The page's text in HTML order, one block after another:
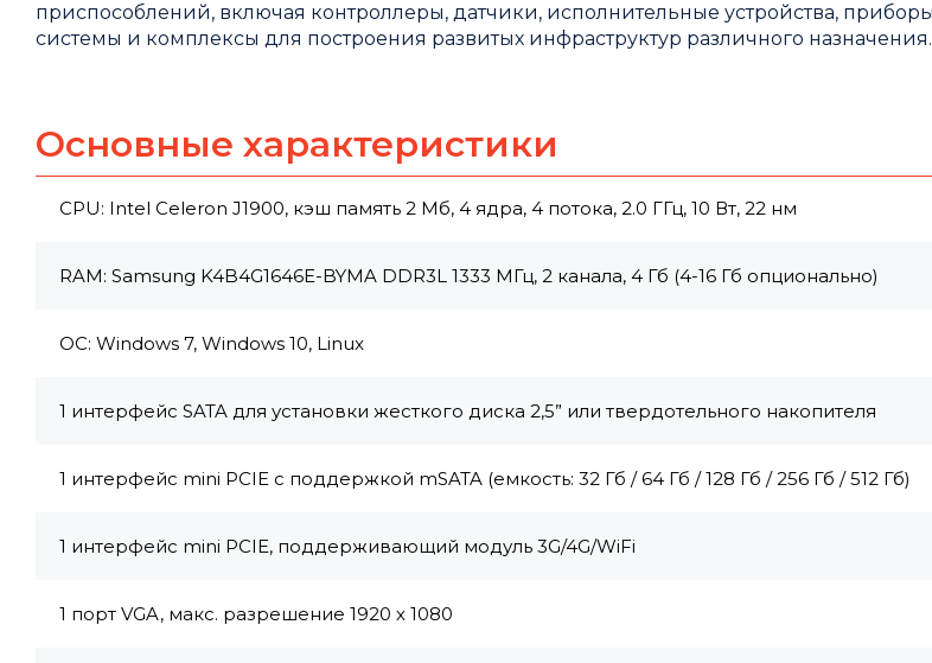
приспособлений, включая контроллеры, датчики, исполнительные устройства,
системы и комплексы для построения развитых инфраструктур различного назначения.
Основные характеристики
CPU: Intel Celeron J1900, кэш память 2 Мб, 4 ядра, 4 потока, 2.0 ГГц, 10 Вт, 22 нм
RAM: Samsung K4B4G1646E-BYMA DDR3L 1333 МГц, 2 канала, 4 Гб (4-16 Гб опционально)
ОС: Windows 7, Windows 10, Linux
1 интерфейс SATA для установки жесткого диска 2,5” или твердотельного накопителя
1 интерфейс mini PCIE с поддержкой mSATA (емкость: 32 Гб / 64 Гб / 128 Гб / 256 Гб / 512 Гб)
1 интерфейс mini PCIE, поддерживающий модуль 3G/4G/WiFi
1 порт VGA, макс. разрешение 1920 х 1080